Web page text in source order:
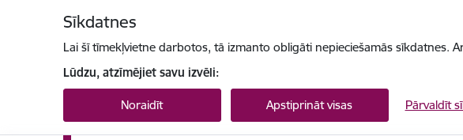
Sīkdatnes
Lai šī tīmekļvietne darbotos, tā izmanto obligāti nepieciešamās sīkdatnes.
Lūdzu, atzīmējiet savu izvēli:
Noraidīt Apstiprināt visas Pārvaldīt